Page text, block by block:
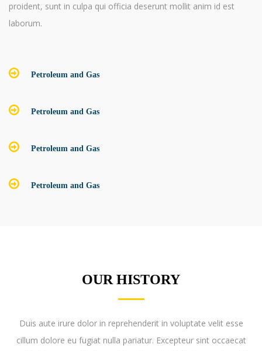
proident, sunt in culpa qui officia deserunt mollit anim id est
laborum.
Petroleum and Gas
Petroleum and Gas
Petroleum and Gas
Petroleum and Gas
OUR HISTORY
Duis aute irure dolor in reprehenderit in voluptate velit esse
cillum dolore eu fugiat nulla pariatur. Excepteur sint occaecat